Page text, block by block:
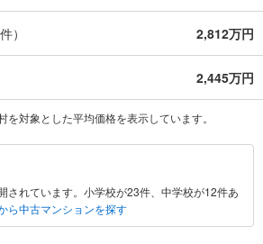
件） 2,812万円
2,445万円
を対象とした平均価格を表示しています。
されています。小学校が23件、中学校が12件あ
ら中古マンションを探す